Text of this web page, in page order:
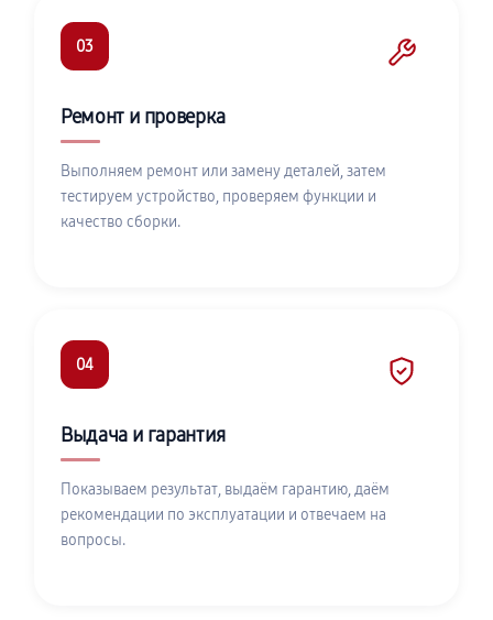
03
Ремонт и проверка
Выполняем ремонт или замену деталей, затем
тестируем устройство, проверяем функции и
качество сборки.
04
Выдача и гарантия
Показываем результат, выдаём гарантию, даём
рекомендации по эксплуатации и отвечаем на
вопросы.